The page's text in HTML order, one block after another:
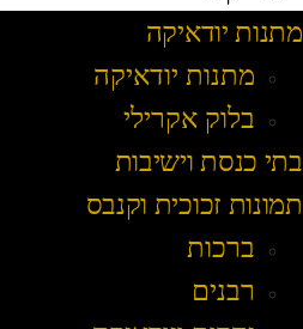
מתנות יודאיקה
מתנות יודאיקה
בלוק אקרילי
בתי כנסת וישיבות
תמונות זכוכית וקנבס
ברכות
רבנים